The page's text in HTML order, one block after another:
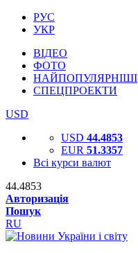
РУС
УКР
ВІДЕО
ФОТО
НАЙПОПУЛЯРНІШІ
СПЕЦПРОЕКТИ
USD
USD 44.4853
EUR 51.3357
Всі курси валют
44.4853
Авторизація
Пошук
RU